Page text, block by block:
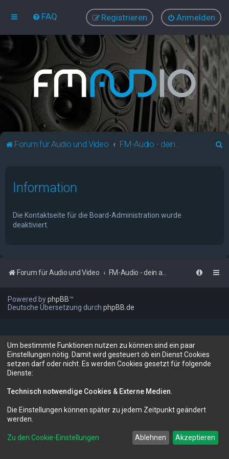
FAQ Anmelden
Registrieren
Forum für Audio und Video
Information
Die Kontaktseite für die Board-Administration wurde
deaktiviert.
Forum für Audio und Video FM-Audio - dein audiovisuelles Forum
Powered byphpBB™
Deutsche Übersetzung durch phpBB.de
Um bestimmte Funktionen nutzen zu können sind ein paar
Einstellungen nötig. Damit wird gesteuert ob ein Dienst Cookies
setzen darf oder nicht. Es werden Cookies gesetzt für folgende
Dienste:
Technisch notwendige Cookies & Externe Medien
Die Einstellungen können später zu jedem Zeitpunkt geändert
werden.
Zu den Cookie-Einstellungen Ablehnen Akzeptieren